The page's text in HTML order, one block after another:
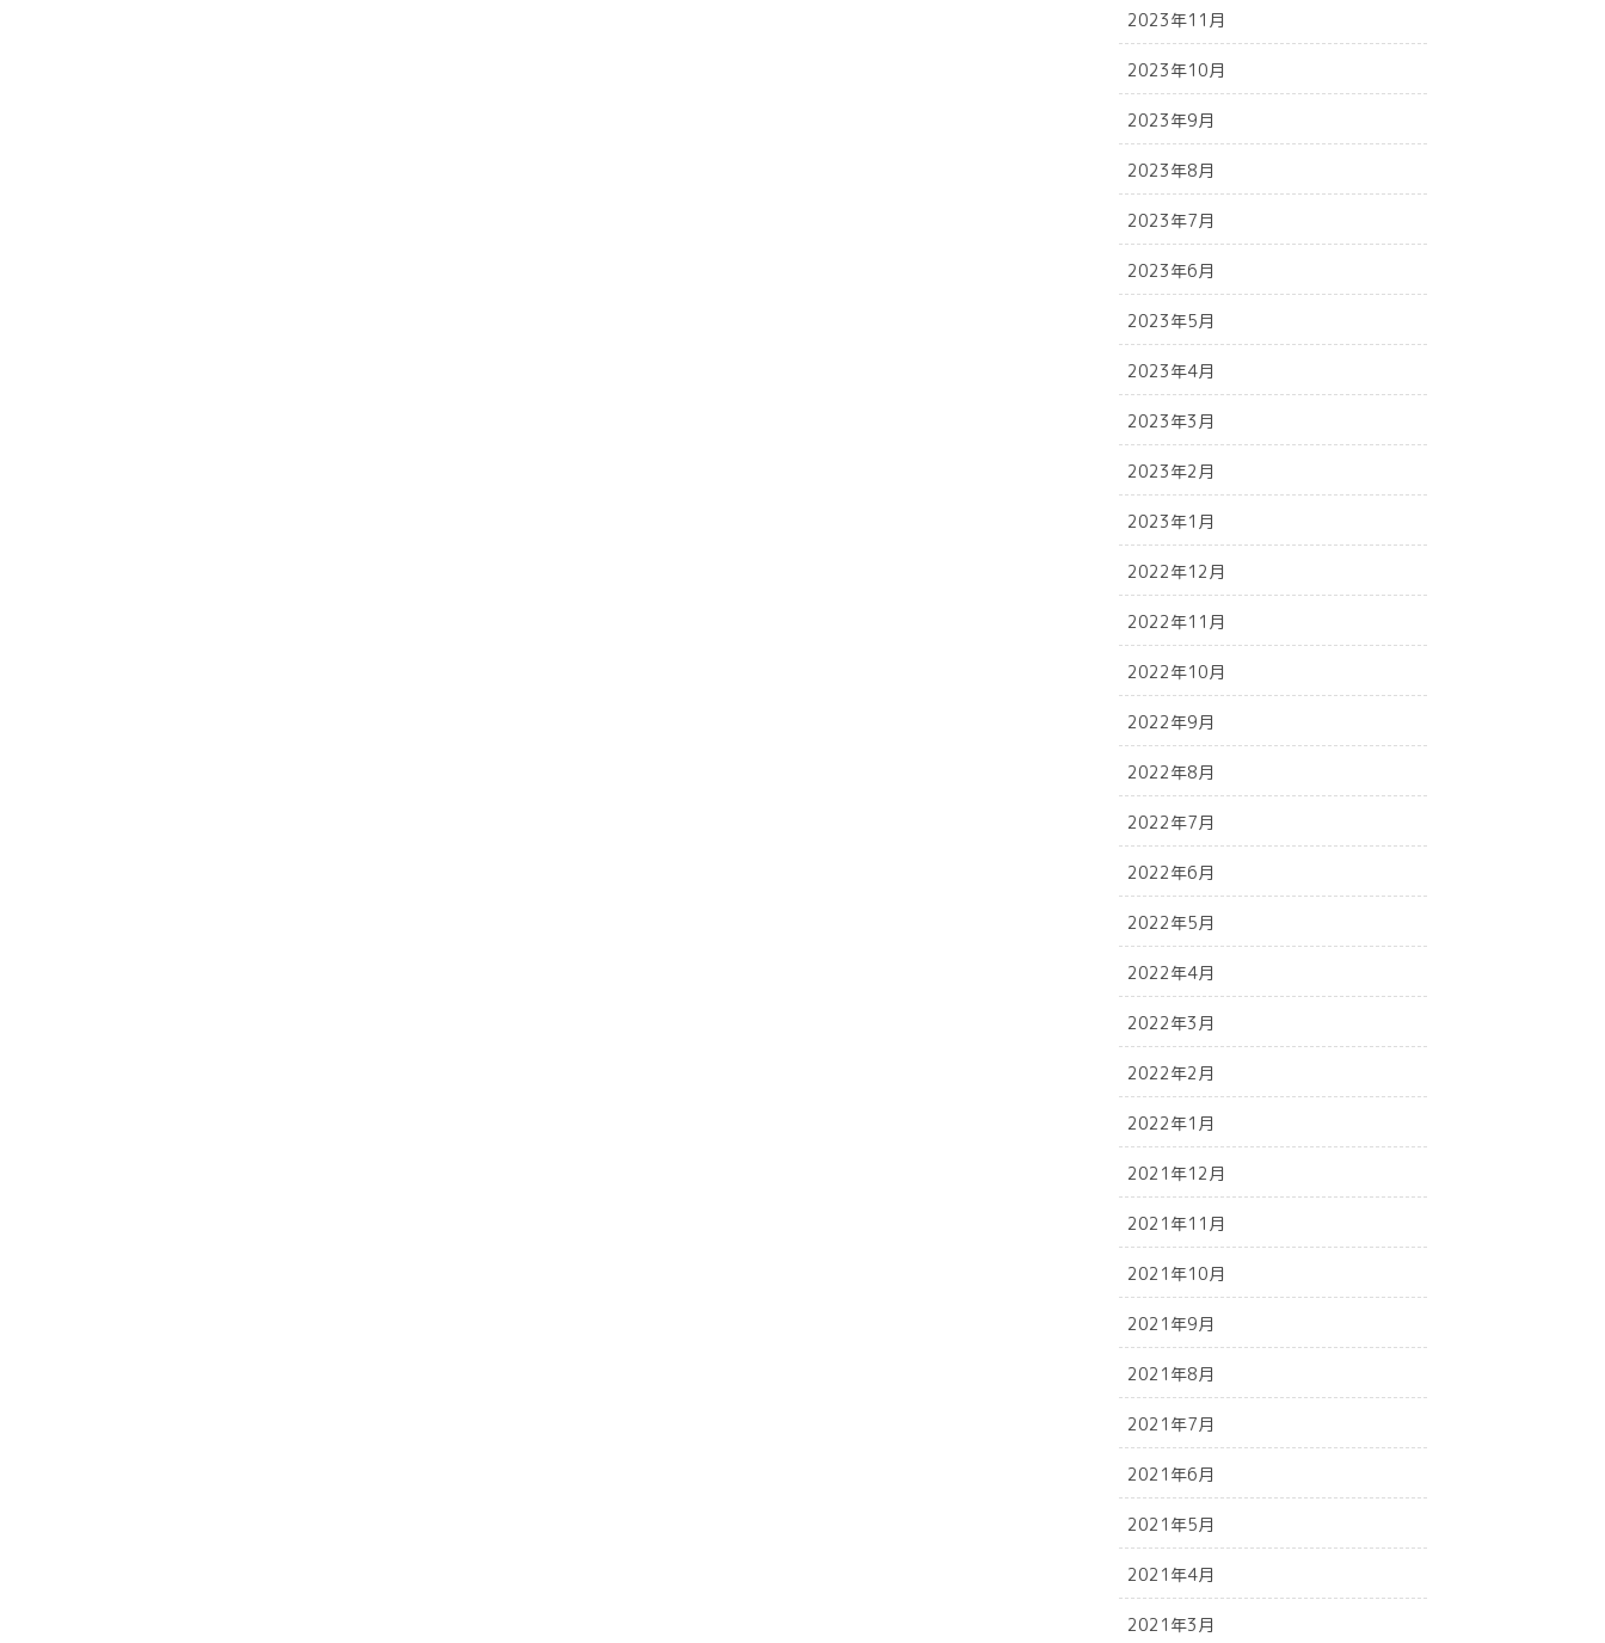
2023年11月
2023年10月
2023年9月
2023年8月
2023年7月
2023年6月
2023年5月
2023年4月
2023年3月
2023年2月
2023年1月
2022年12月
2022年11月
2022年10月
2022年9月
2022年8月
2022年7月
2022年6月
2022年5月
2022年4月
2022年3月
2022年2月
2022年1月
2021年12月
2021年11月
2021年10月
2021年9月
2021年8月
2021年7月
2021年6月
2021年5月
2021年4月
2021年3月